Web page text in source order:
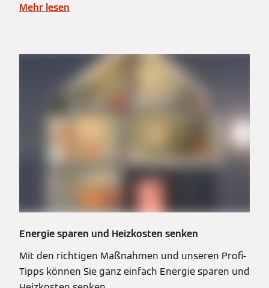
Mehr lesen
Energie sparen und Heizkosten senken
Mit den richtigen Maßnahmen und unseren Profi-
Tipps können Sie ganz einfach Energie sparen und